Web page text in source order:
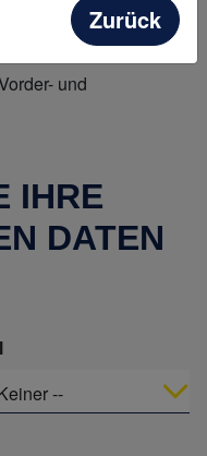
und
IHRE
DATEN
--
Zurück